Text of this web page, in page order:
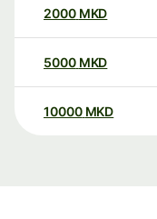
2000 MKD
5000 MKD
10000 MKD